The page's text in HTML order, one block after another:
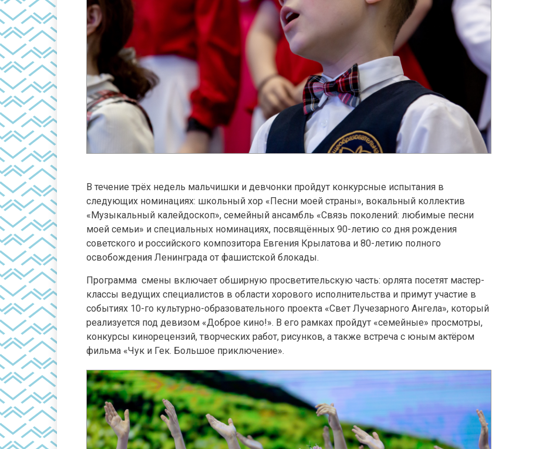
В течение трёх недель мальчишки и девчонки пройдут конкурсные испытания в
следующих номинациях: школьный хор «Песни моей страны», вокальный коллектив
«Музыкальный калейдоскоп», семейный ансамбль «Связь поколений: любимые песни
моей семьи» и специальных номинациях, посвящённых 90-летию со дня рождения
советского и российского композитора Евгения Крылатова и 80-летию полного
освобождения Ленинграда от фашистской блокады.
Программа смены включает обширную просветительскую часть: орлята посетят мастер-
классы ведущих специалистов в области хорового исполнительства и примут участие в
событиях 10-го культурно-образовательного проекта «Свет Лучезарного Ангела», который
реализуется под девизом «Доброе кино!». В его рамках пройдут «семейные» просмотры,
конкурсы кинорецензий, творческих работ, рисунков, а также встреча с юным актёром
фильма «Чук и Гек. Большое приключение».